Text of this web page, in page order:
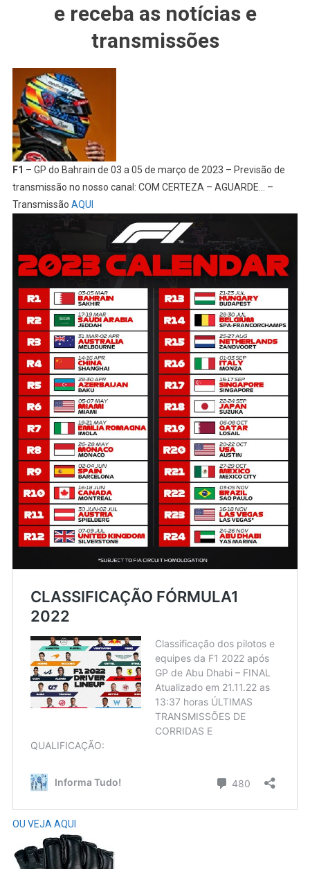
e receba as notícias e
transmissões
F1 – GP do Bahrain de 03 a 05 de março de 2023 – Previsão de
transmissão no nosso canal: COM CERTEZA – AGUARDE… –
Transmissão AQUI
OU VEJA AQUI